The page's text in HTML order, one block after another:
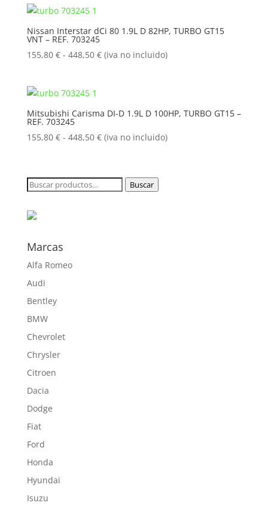
155,80 €
448,50 €
Nissan Interstar dCi 80 1.9L D 82HP, TURBO GT15
VNT – REF. 703245
155,80 € - 448,50 €Rango
155,80 €
448,50 €
(iva no incluido)
Mitsubishi Carisma DI-D 1.9L D 100HP, TURBO GT15 –
REF. 703245
155,80 € - 448,50 €Rango
desde
155,80 €
(iva no incluido)
Buscar
Buscar
Marcas
Alfa Romeo
Audi
Bentley
BMW
Chevrolet
Chrysler
Citroen
Dacia
Dodge
Fiat
Ford
Honda
Hyundai
Isuzu